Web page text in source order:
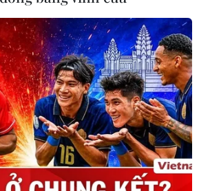
họa. (Nguồn: TTXVN)
khoán Việt Nam đi lên trong
đồng thuận từ các nhóm cổ
ngân hàng, thép, bất động
ETF có cơ cấu danh mục